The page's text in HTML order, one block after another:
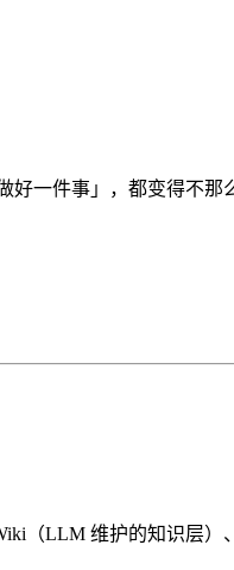
一件事」，都变得不那
（LLM 维护的知识层）、